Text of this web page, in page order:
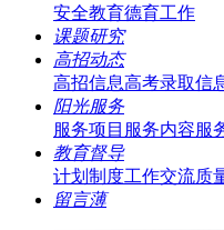
安全教育德育工作
课题研究
高招动态
高招信息高考录取信
阳光服务
服务项目 服务内容服
教育督导
计划制度工作交流质
留言薄